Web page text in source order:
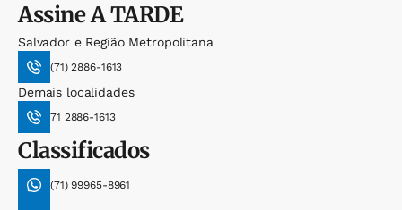
AssineA TARDE
Salvador e Região Metropolitana
(71) 2886-1613
Demais localidades
71 2886-1613
Classificados
(71) 99965-8961